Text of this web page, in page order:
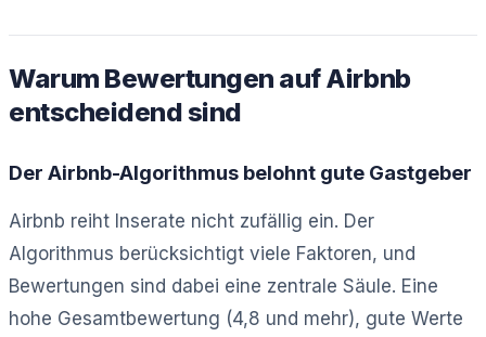
Warum Bewertungen auf Airbnb
entscheidend sind
Der Airbnb-Algorithmus belohnt gute Gastgeber
Airbnb reiht Inserate nicht zufällig ein. Der
Algorithmus berücksichtigt viele Faktoren, und
Bewertungen sind dabei eine zentrale Säule. Eine
hohe Gesamtbewertung (4,8 und mehr), gute Werte